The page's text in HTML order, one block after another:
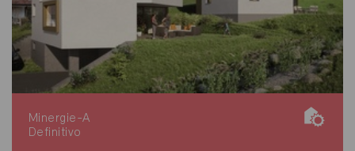
Minergie-A
Definitivo